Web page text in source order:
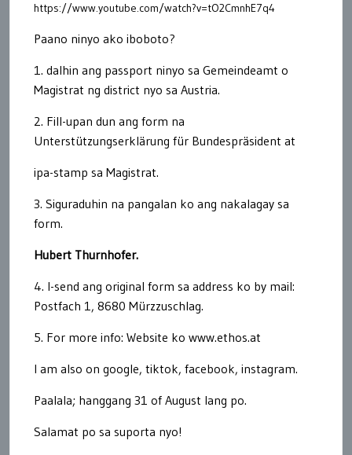
https://www.youtube.com/watch?v=tO2CmnhE7q4
Paano ninyo ako iboboto?
1. dalhin ang passport ninyo sa Gemeindeamt o
Magistrat ng district nyo sa Austria.
2. Fill-upan dun ang form na
Unterstützungserklärung für Bundespräsident at
ipa-stamp sa Magistrat.
3. Siguraduhin na pangalan ko ang nakalagay sa
form.
Hubert Thurnhofer.
4. I-send ang original form sa address ko by mail:
Postfach 1, 8680 Mürzzuschlag.
5. For more info: Website ko www.ethos.at
I am also on google, tiktok, facebook, instagram.
Paalala; hanggang 31 of August lang po.
Salamat po sa suporta nyo!